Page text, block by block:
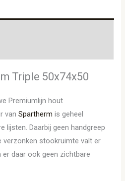
Triple 50x74x50
Premiumlijn hout
vanSpartherm is geheel
lijsten. Daarbij geen handgreep
verzonken stookruimte valt er
daar ook geen zichtbare